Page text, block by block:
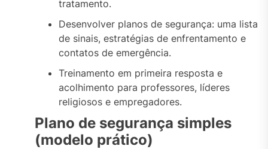
tratamento.
Desenvolver planos de segurança: uma lista
de sinais, estratégias de enfrentamento e
contatos de emergência.
Treinamento em primeira resposta e
acolhimento para professores, líderes
religiosos e empregadores.
Plano de segurança simples
(modelo prático)